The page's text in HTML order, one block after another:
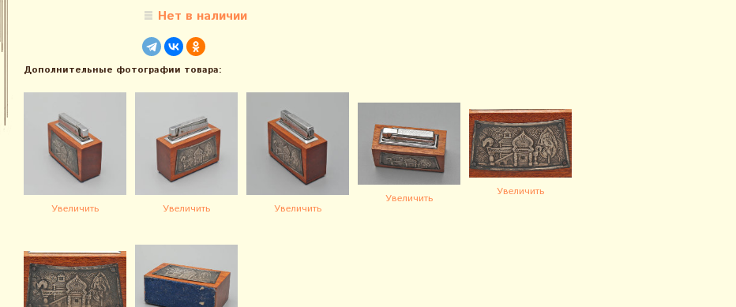
Нет в наличии
Дополнительные фотографии товара:
Увеличить Увеличить Увеличить
Увеличить
Увеличить